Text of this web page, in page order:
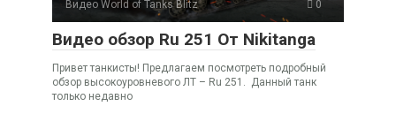
Видео World of Tanks Blitz 0
Видео обзор Ru 251 От Nikitanga
Привет танкисты! Предлагаем посмотреть подробный
обзор высокоуровневого ЛТ – Ru 251. Данный танк
только недавно